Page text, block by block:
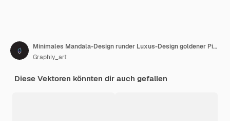
Minimales Mandala-Design runder Luxus-Design goldener Pinseltext
Graphly_art
Diese Vektoren könnten dir auch gefallen